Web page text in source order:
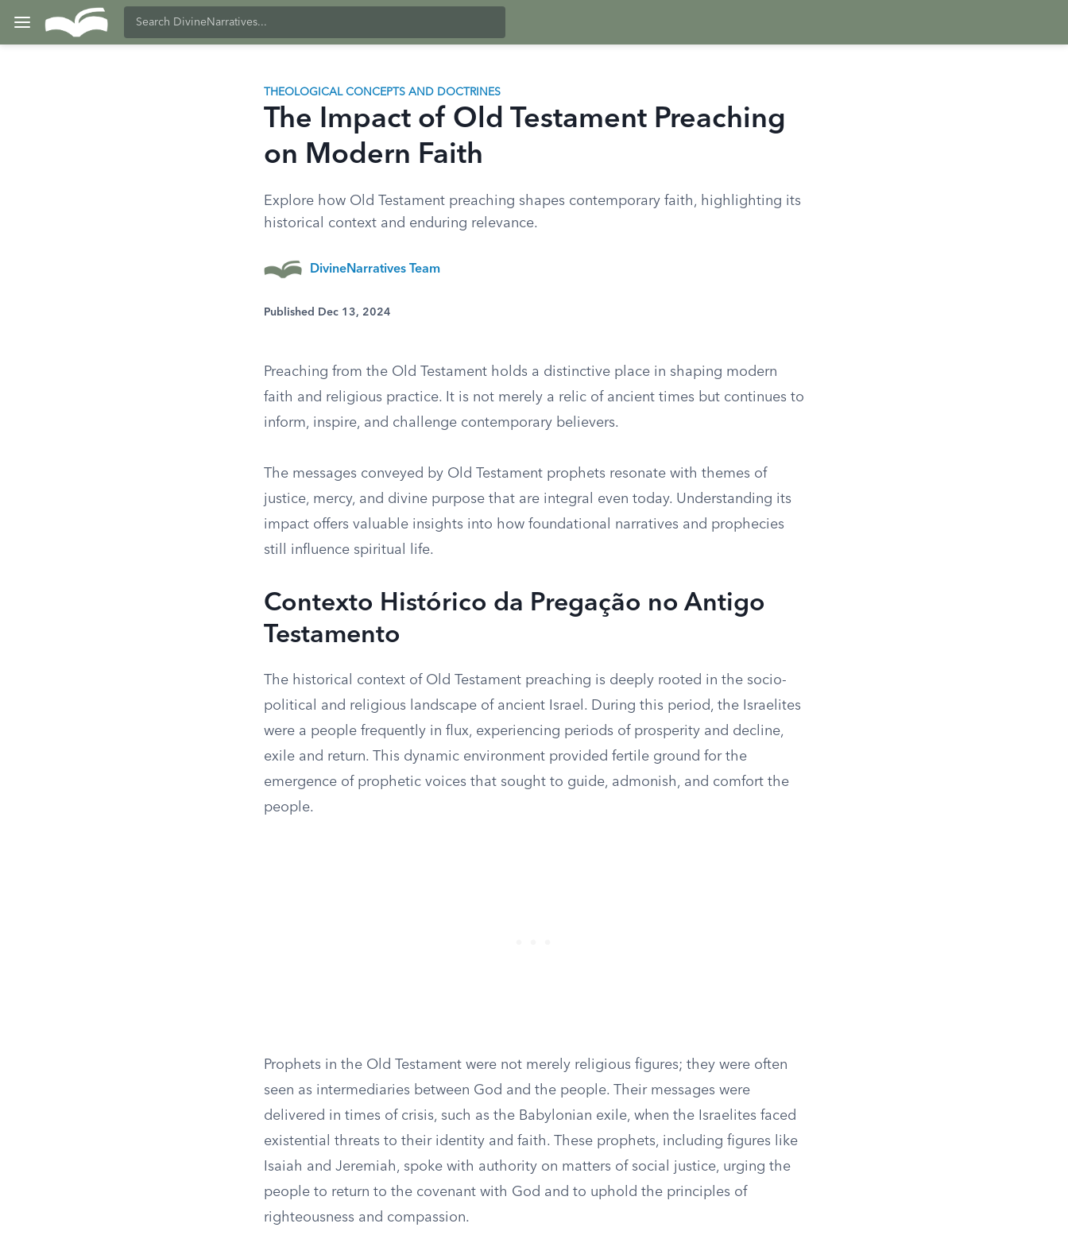
THEOLOGICAL CONCEPTS AND DOCTRINES
The Impact of Old Testament Preaching
on Modern Faith
Explore how Old Testament preaching shapes contemporary faith, highlighting its
historical context and enduring relevance.
DivineNarratives Team
Published Dec 13, 2024
Preaching from the Old Testament holds a distinctive place in shaping modern
faith and religious practice. It is not merely a relic of ancient times but continues to
inform, inspire, and challenge contemporary believers.
The messages conveyed by Old Testament prophets resonate with themes of
justice, mercy, and divine purpose that are integral even today. Understanding its
impact offers valuable insights into how foundational narratives and prophecies
still influence spiritual life.
Contexto Histórico da Pregação no Antigo
Testamento
The historical context of Old Testament preaching is deeply rooted in the socio-
political and religious landscape of ancient Israel. During this period, the Israelites
were a people frequently in flux, experiencing periods of prosperity and decline,
exile and return. This dynamic environment provided fertile ground for the
emergence of prophetic voices that sought to guide, admonish, and comfort the
people.
Prophets in the Old Testament were not merely religious figures; they were often
seen as intermediaries between God and the people. Their messages were
delivered in times of crisis, such as the Babylonian exile, when the Israelites faced
existential threats to their identity and faith. These prophets, including figures like
Isaiah and Jeremiah, spoke with authority on matters of social justice, urging the
people to return to the covenant with God and to uphold the principles of
righteousness and compassion.